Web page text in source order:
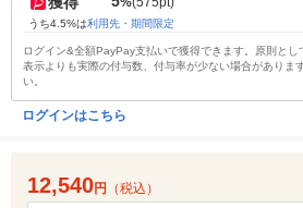
うち4.5%は利用先・期間限定
ログイン&全額PayPay支払いで獲得できます。原則とし
表示よりも実際の付与数、付与率が少ない場合がありま
い。
ログインはこちら
12,540円 （税込）